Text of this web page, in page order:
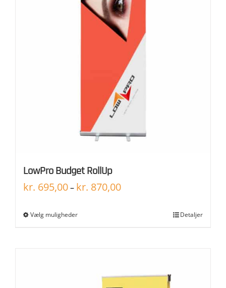
LowPro Budget RollUp
kr. 695,00– kr. 870,00
Vælg muligheder Detaljer